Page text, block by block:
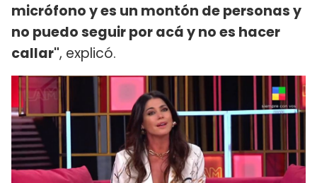
micrófono y es un montón de personas y
no puedo seguir por acá y no es hacer
callar", explicó.